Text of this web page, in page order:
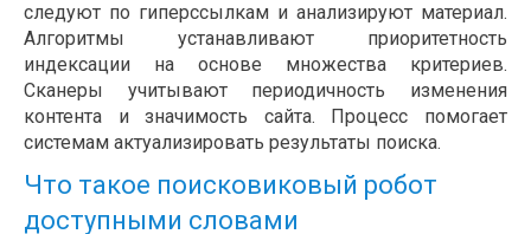
следуют по гиперссылкам и анализируют материал.
Алгоритмы устанавливают приоритетность
индексации на основе множества критериев.
Сканеры учитывают периодичность изменения
контента и значимость сайта. Процесс помогает
системам актуализировать результаты поиска.
Что такое поисковиковый робот
доступными словами